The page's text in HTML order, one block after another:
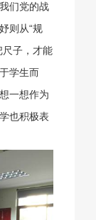
们党的战
则从“规
尺子，才能
学生而
一想作为
也积极表